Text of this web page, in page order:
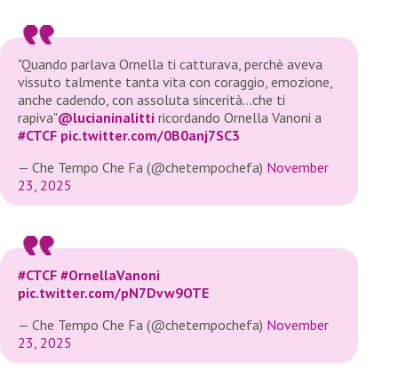
"Quando parlava Ornella ti catturava, perchè aveva
vissuto talmente tanta vita con coraggio, emozione,
anche cadendo, con assoluta sincerità…che ti
rapiva"@lucianinalitti ricordando Ornella Vanoni a
#CTCF pic.twitter.com/0B0anj7SC3
— Che Tempo Che Fa (@chetempochefa) November
23, 2025
#CTCF #OrnellaVanoni
pic.twitter.com/pN7Dvw9OTE
— Che Tempo Che Fa (@chetempochefa) November
23, 2025